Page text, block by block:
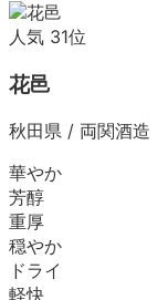
人気 31位
花邑
秋田県 / 両関酒造
華やか
芳醇
重厚
穏やか
ドライ
軽快